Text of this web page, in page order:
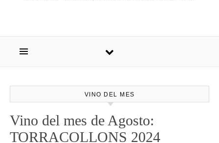
VINO DEL MES
Vino del mes de Agosto:
TORRACOLLONS 2024